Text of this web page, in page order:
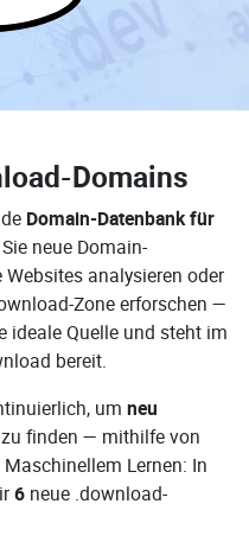
Domains
Domain-Datenbank für
neue Domain-
analysieren oder
Zone erforschen —
ideale Quelle und steht im
bereit.
um neu
zu finden — mithilfe von
Maschinellem Lernen: In
6 neue .download-